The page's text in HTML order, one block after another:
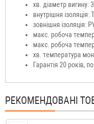
хв. діаметр вигину:
внутрішня ізоляція:
зовнішня ізоляція:
макс. робоча
макс. робоча
хв. температура
Гарантія 20 років,
РЕКОМЕНДОВАНІ